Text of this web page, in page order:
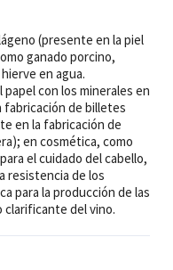
(presente en la piel
ganado porcino,
en agua.
con los minerales en
fabricación de billetes
en la fabricación de
en cosmética, como
el cuidado del cabello,
resistencia de los
para la producción de las
clarificante del vino.